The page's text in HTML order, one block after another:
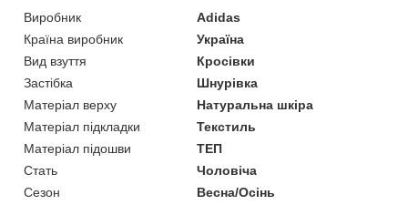
Виробник
Adidas
Країна виробник
Україна
Вид взуття
Кросівки
Застібка
Шнурівка
Матеріал верху
Натуральна шкіра
Матеріал підкладки
Текстиль
Матеріал підошви
ТЕП
Стать
Чоловіча
Сезон
Весна/Осінь